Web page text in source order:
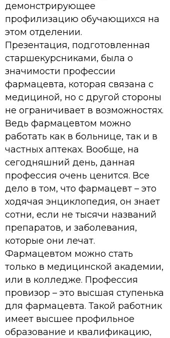
демонстрирующее
профилизацию обучающихся на
этом отделении.
Презентация, подготовленная
старшекурсниками, была о
значимости профессии
фармацевта, которая связана с
медициной, но с другой стороны
не ограничивает в возможностях.
Ведь фармацевтом можно
работать как в больнице, так и в
частных аптеках. Вообще, на
сегодняшний день, данная
профессия очень ценится. Все
дело в том, что фармацевт – это
ходячая энциклопедия, он знает
сотни, если не тысячи названий
препаратов, и заболевания,
которые они лечат.
Фармацевтом можно стать
только в медицинской академии,
или в колледже. Профессия
провизор – это высшая ступенька
для фармацевта. Такой работник
имеет высшее профильное
образование и квалификацию,